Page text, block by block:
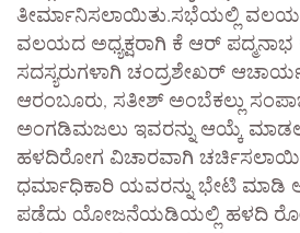
ತೀರ್ಮಾನಿಸಲಾಯಿತು.ಸಭೆಯಲ್ಲಿ ವಲಯ
ವಲಯದ ಅಧ್ಯಕ್ಷರಾಗಿ ಕೆ ಆರ್ ಪದ್ಮನಾಭ
ಸದಸ್ಯರುಗಳಾಗಿ ಚಂದ್ರಶೇಖರ್ ಆಚಾರ್ಯ
ಆರಂಬೂರು, ಸತೀಶ್ ಅಂಬೆಕಲ್ಲು
ಅಂಗಡಿಮಜಲು ಇವರನ್ನು ಆಯ್ಕೆ
ಹಳದಿರೋಗ ವಿಚಾರವಾಗಿ
ಧರ್ಮಾಧಿಕಾರಿ ಯವರನ್ನು ಭೇಟಿ ಮಾಡಿ
ಪಡೆದು ಯೋಜನೆಯಡಿಯಲ್ಲಿ ಹಳದಿ ರೋಗ